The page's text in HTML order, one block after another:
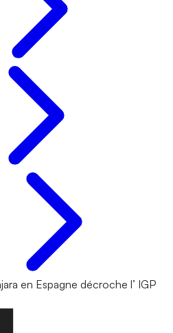
en Espagne décroche l’ IGP